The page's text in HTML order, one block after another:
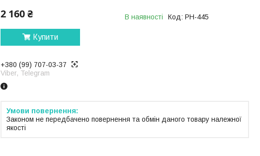
2 160 ₴ В наявності Код: РН-445
Купити
+380 (99) 707-03-37
Viber, Telegram
Законом не передбачено повернення та обмін даного товару належної
якості